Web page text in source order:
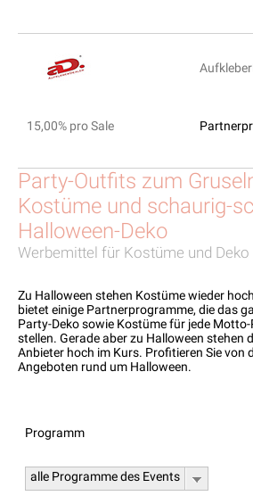
15,00% pro Sale
Party-Outfits zum
Kostüme und schaurig-
Halloween-Deko
Werbemittel für Kostüme und
Zu Halloween stehen Kostüme wieder
bietet einige Partnerprogramme, die das
Party-Deko sowie Kostüme für jede
stellen. Gerade aber zu Halloween stehen
Anbieter hoch im Kurs. Profitieren Sie von
Angeboten rund um Halloween.
Programm
alle Programme des Events